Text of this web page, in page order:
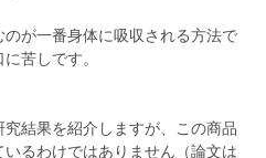
が一番身体に吸収される方法で
苦しです。
結果を紹介しますが、この商品
るわけではありません（論文は